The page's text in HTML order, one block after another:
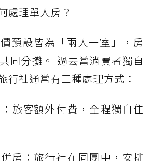
處理單人房？
預設皆為「兩人一室」，房
同分攤。 過去當消費者獨自
行社通常有三種處理方式：
旅客額外付費，全程獨自住
房：旅行社在同團中，安排